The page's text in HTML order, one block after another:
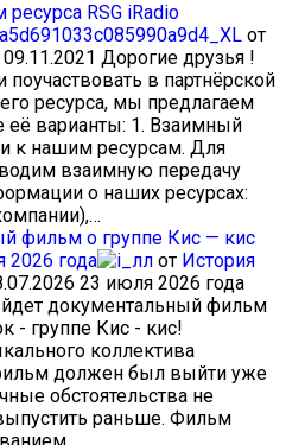
ресурса RSG iRadio
от
09.11.2021 Дорогие друзья !
в партнёрской
ресурса, мы предлагаем
варианты: 1. Взаимный
к нашим ресурсам. Для
взаимную передачу
о наших ресурсах:
фильм о группе Кис — кис
года
от История
23 июля 2026 года
документальный фильм
- группе Кис - кис!
коллектива
должен был выйти уже
обстоятельства не
раньше. Фильм